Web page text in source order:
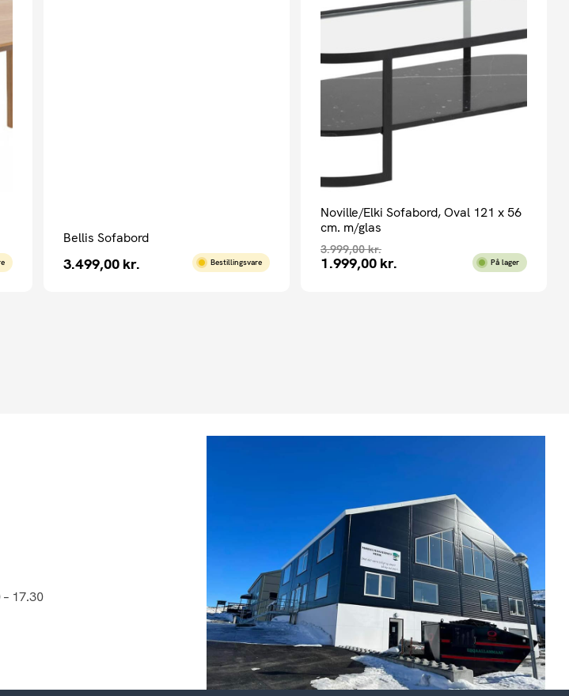
Bellis Sofabord
3.499,00 kr. Bestillingsvare
Noville/Elki Sofabord, Oval 121 x 56
cm. m/glas
3.999,00kr.
Den
1.999,00 kr.
Den
På lager
17.30